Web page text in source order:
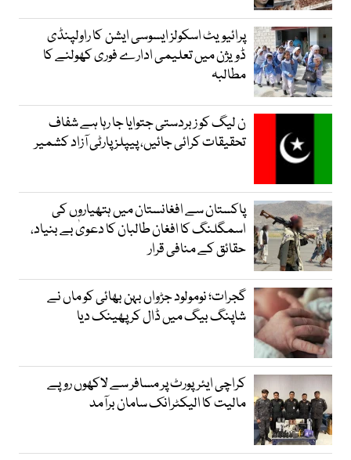
پرائیویٹ اسکولز ایسوسی ایشن کا راولپنڈی
ڈویژن میں تعلیمی ادارے فوری کھولنے کا
مطالبہ
ن لیگ کو زبردستی جتوایا جا رہا ہے شفاف
تحقیقات کرائی جائیں، پیپلز پارٹی آزاد کشمیر
پاکستان سے افغانستان میں ہتھیاروں کی
اسمگلنگ کا افغان طالبان کا دعویٰ بے بنیاد،
حقائق کے منافی قرار
گجرات؛ نومولود جڑواں بہن بھائی کو ماں نے
شاپنگ بیگ میں ڈال کر پھینک دیا
کراچی ایئرپورٹ پر مسافر سے لاکھوں روپے
مالیت کا الیکٹرانک سامان برآمد